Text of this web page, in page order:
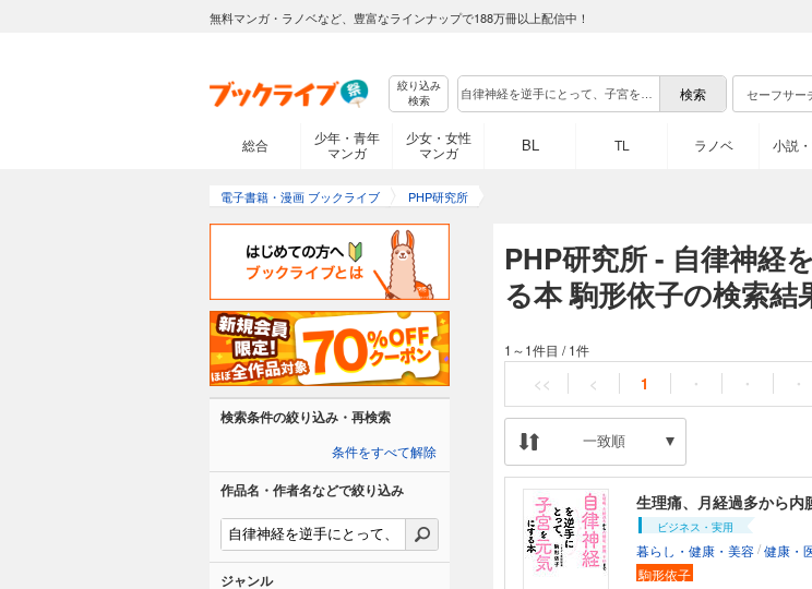
無料マンガ・ラノベなど、豊富なラインナップで188万冊以上配信中！
絞り込み
検索
セーフサー
総合
少年・青年
マンガ
少女・女性
マンガ
BL TL ラノベ 小説
電子書籍・漫画 ブックライブ PHP研究所
PHP研究所 - 自律神経
る本 駒形依子の検索結
1～1件目 /1件
<< < 1 ・ ・ ・
一致順
生理痛、月経過多から
ビジネス・実用
暮らし・健康・美容/健康・
駒形依子
検索条件の絞り込み・再検索
条件をすべて解除
作品名・作者名などで絞り込み
ジャンル